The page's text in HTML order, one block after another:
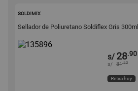
SOLDIMIX
Sellador de Poliuretano Soldiflex Gris
s/ 28.90
s/ 31.50
Retira hoy